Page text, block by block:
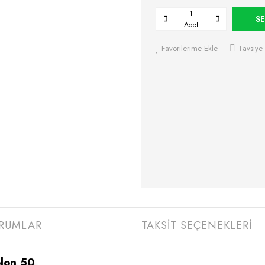
Adet
Favorilerime Ekle Tavsiye
TAKSİT SEÇENEKLERİ